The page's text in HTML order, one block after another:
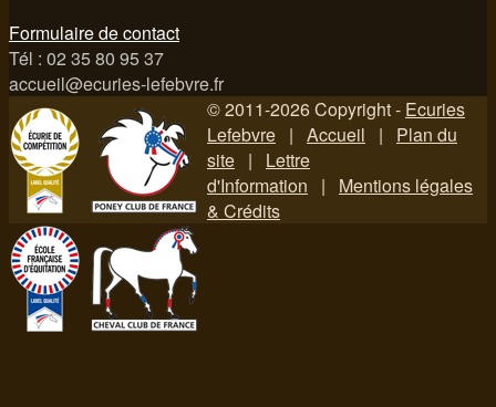
Formulaire de contact
Tél : 02 35 80 95 37
accueil@ecuries-lefebvre.fr
© 2011-2026 Copyright - Ecuries
Lefebvre | Accueil | Plan du
site | Lettre
d'Information | Mentions légales
& Crédits